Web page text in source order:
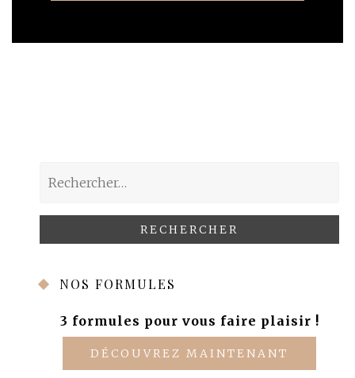
Rechercher :
NOS FORMULES
3 formules pour vous faire plaisir !
DÉCOUVREZ MAINTENANT